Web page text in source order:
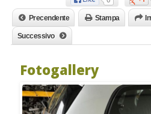
Precendente Stampa
Successivo
Fotogallery